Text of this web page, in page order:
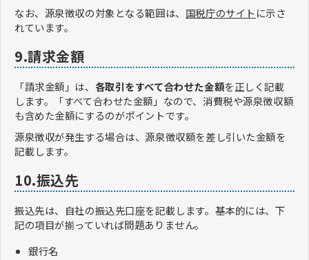
なお、源泉徴収の対象となる範囲は、 国税庁のサイト に示さ
れています。
9.請求金額
「請求金額」は、 各取引をすべて合わせた金額を正しく記載
します。「すべて合わせた金額」なので、消費税や源泉徴収額
も含めた金額にするのがポイントです。
源泉徴収が発生する場合は、源泉徴収額を差し引いた金額を
記載します。
10.振込先
振込先は、自社の振込先口座を記載します。基本的には、下
記の項目が揃っていれば問題ありません。
銀行名